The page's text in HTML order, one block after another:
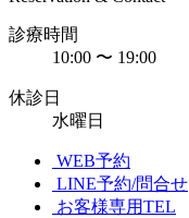
診療時間
10:00 〜 19:00
休診日
水曜日
WEB予約
LINE予約/問合せ
お客様専用TEL